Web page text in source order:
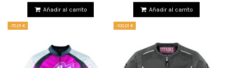
Añadir al carrito Añadir al carrito
-70,01 € -100,01 €